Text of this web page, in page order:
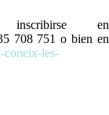
en
708 751 o bien en
coneix-les-